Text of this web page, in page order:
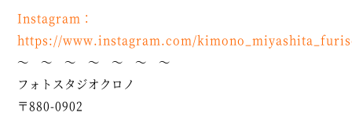
Instagram：
https://www.instagram.com/
～ ～ ～ ～ ～ ～ ～
フォトスタジオクロノ
〒880-0902